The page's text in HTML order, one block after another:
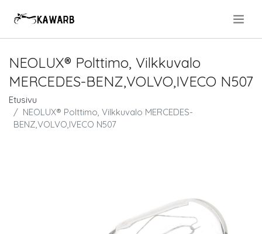
NEOLUX® Polttimo, Vilkkuvalo
MERCEDES-BENZ,VOLVO,IVECO N507
Etusivu
NEOLUX® Polttimo, Vilkkuvalo MERCEDES-
BENZ,VOLVO,IVECO N507